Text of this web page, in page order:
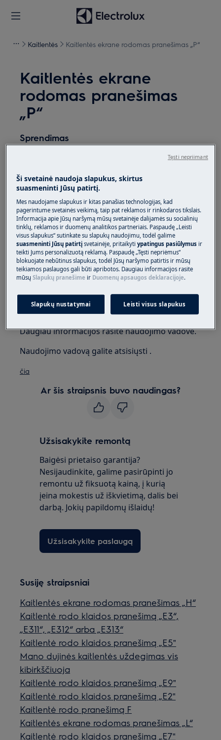
Kaitlentės Kaitlentės ekrane rodomas pranešimas „P“
Kaitlentės ekrane
rodomas pranešimas
„P“
Sprendimas
Kaitlentės / viryklės ekrane rodomas
pranešimas „P“. Tai reiškia, kad veikia
galios didinimo / galios funkcija.
Taikoma:
Įmontuojamoms indukcinėms kaitlentėms
Autonominėms viryklėms su indukcinėmis
kaitlentėmis
Sprendimas:
1. Neilgai trukus ši funkcija automatiškai
išsijungs ir pranešimas išnyks
Daugiau informacijos rasite naudojimo vadove.
Naudojimo vadovą galite atsisiųsti .
čia
Ar šis straipsnis buvo naudingas?
Užsisakykite remontą
Baigėsi prietaiso garantija?
Nesijaudinkite, galime pasirūpinti jo
remontu už fiksuotą kainą, į kurią
įeina mokestis už iškvietimą, dalis bei
darbą. Jokių papildomų išlaidų!
Užsisakykite paslaugą
Susiję straipsniai
Kaitlentės ekrane rodomas pranešimas „H“
Kaitlentė rodo klaidos pranešimą „E3“,
„E311“, „E312“ arba „E313“
Kaitlentė rodo klaidos pranešimą „E5‟
Mano dujinės kaitlentės uždegimas vis
kibirkščiuoja
Kaitlentė rodo klaidos pranešimą „E9‟
Kaitlentė rodo klaidos pranešimą „E2‟
Kaitlentė rodo pranešimą F
Kaitlentės ekrane rodomas pranešimas „L“
Kaitlentė rodo klaidos pranešimą „E7‟
Ši svetainė naudoja slapukus, skirtus
suasmeninti Jūsų patirtį.
Mes naudojame slapukus ir kitas panašias technologijas, kad
pagerintume svetainės veikimą, taip pat reklamos ir rinkodaros tikslais.
Informacija apie Jūsų naršymą mūsų svetainėje dalijamės su socialinių
tinklų, reklamos ir duomenų analitikos partneriais. Paspaudę „Leisti
visus slapukus“ sutinkate su slapukų naudojimu, todėl galime
suasmeninti Jūsų patirtįsvetainėje, pritaikytiypatingus pasiūlymus ir
teikti Jums personalizuotą reklamą. Paspaudę „Tęsti nepriėmus“
blokuojate nebūtinus slapukus, todėl Jūsų naršymo patirtis ir mūsų
teikiamos paslaugos gali būti apribotos. Daugiau informacijos rasite
mūsųSlapukų pranešime ir Duomenų apsaugos deklaracijoje.
Slapukų nustatymai Leisti visus slapukus
Tęsti nepriimant